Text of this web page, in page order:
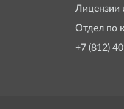
Лицензии
Отдел по
+7 (812)